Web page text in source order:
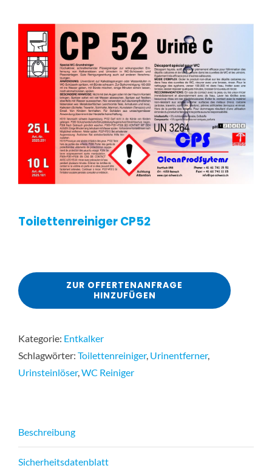
Toilettenreiniger CP52
ZUR OFFERTENANFRAGE
HINZUFÜGEN
Kategorie: Entkalker
Schlagwörter: Toilettenreiniger, Urinentferner,
Urinsteinlöser, WC Reiniger
Beschreibung
Sicherheitsdatenblatt